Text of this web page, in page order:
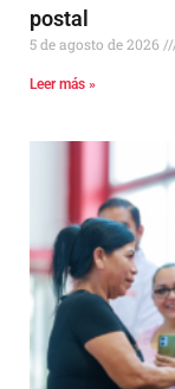
postal
5 de agosto de 2026
Leer más »